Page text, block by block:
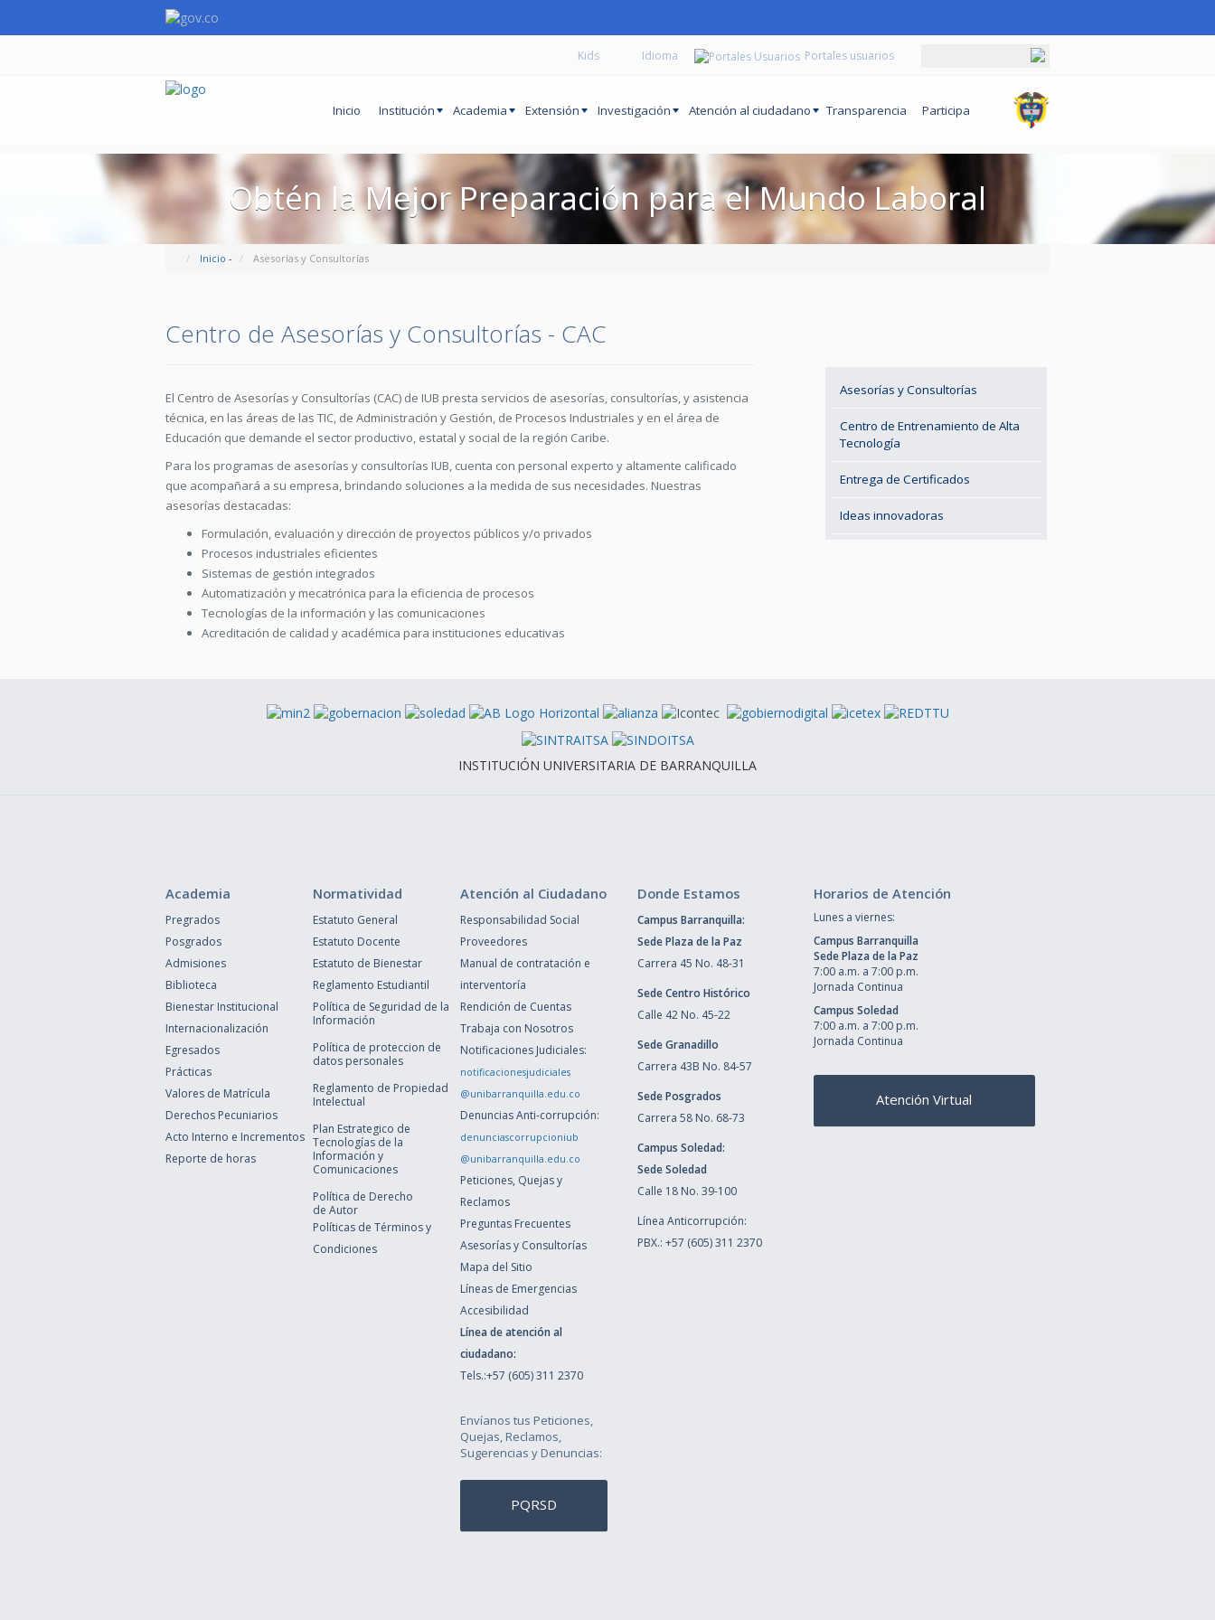
Kids Portales usuarios
Inicio Institución Academia Extensión Investigación Atención al ciudadano Transparencia Participa
Obtén la Mejor Preparación para el Mundo Laboral
Inicio - Asesorías y Consultorías
Centro de Asesorías y Consultorías - CAC
El Centro de Asesorías y Consultorías (CAC) de IUB presta servicios de asesorías, consultorías, y asistencia
técnica, en las áreas de las TIC, de Administración y Gestión, de Procesos Industriales y en el área de
Educación que demande el sector productivo, estatal y social de la región Caribe.
Para los programas de asesorías y consultorías IUB, cuenta con personal experto y altamente calificado
que acompañará a su empresa, brindando soluciones a la medida de sus necesidades. Nuestras
asesorías destacadas:
Formulación, evaluación y dirección de proyectos públicos y/o privados
Procesos industriales eficientes
Sistemas de gestión integrados
Automatización y mecatrónica para la eficiencia de procesos
Tecnologías de la información y las comunicaciones
Acreditación de calidad y académica para instituciones educativas
Asesorías y Consultorías
Centro de Entrenamiento de Alta
Tecnología
Entrega de Certificados
Ideas innovadoras
INSTITUCIÓN UNIVERSITARIA DE BARRANQUILLA
Academia
Pregrados
Posgrados
Admisiones
Biblioteca
Bienestar Institucional
Internacionalización
Egresados
Prácticas
Valores de Matrícula
Derechos Pecuniarios
Acto Interno e Incrementos
Reporte de horas
Normatividad
Estatuto General
Estatuto Docente
Estatuto de Bienestar
Reglamento Estudiantil
Política de Seguridad de la
Información
Política de proteccion de
datos personales
Reglamento de Propiedad
Intelectual
Plan Estrategico de
Tecnologías de la
Información y
Comunicaciones
Política de Derecho
de Autor
Políticas de Términos y
Condiciones
Atención al Ciudadano
Responsabilidad Social
Proveedores
Manual de contratación e
interventoría
Rendición de Cuentas
Trabaja con Nosotros
Notificaciones Judiciales:
notificacionesjudiciales
@unibarranquilla.edu.co
Denuncias Anti-corrupción:
denunciascorrupcioniub
@unibarranquilla.edu.co
Peticiones, Quejas y
Reclamos
Preguntas Frecuentes
Asesorías y Consultorías
Mapa del Sitio
Líneas de Emergencias
Accesibilidad
Línea de atención al
ciudadano:
Tels.:+57 (605) 311 2370
Envíanos tus Peticiones,
Quejas, Reclamos,
Sugerencias y Denuncias:
PQRSD
Donde Estamos
Campus Barranquilla:
Sede Plaza de la Paz
Carrera 45 No. 48-31
Sede Centro Histórico
Calle 42 No. 45-22
Sede Granadillo
Carrera 43B No. 84-57
Sede Posgrados
Carrera 58 No. 68-73
Campus Soledad:
Sede Soledad
Calle 18 No. 39-100
Línea Anticorrupción:
PBX.: +57 (605) 311 2370
Horarios de Atención
Lunes a viernes:
Campus Barranquilla
Sede Plaza de la Paz
7:00 a.m. a 7:00 p.m.
Jornada Continua
Campus Soledad
7:00 a.m. a 7:00 p.m.
Jornada Continua
Atención Virtual